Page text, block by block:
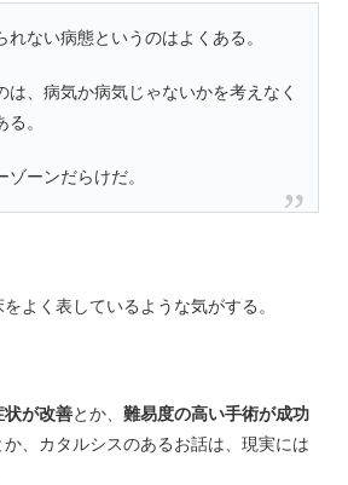
れない病態というのはよくある。
は、病気か病気じゃないかを考えなく
。
ゾーンだらけだ。
よく表しているような気がする。
状が改善とか、 難易度の高い手術が成功
か、カタルシスのあるお話は、現実には